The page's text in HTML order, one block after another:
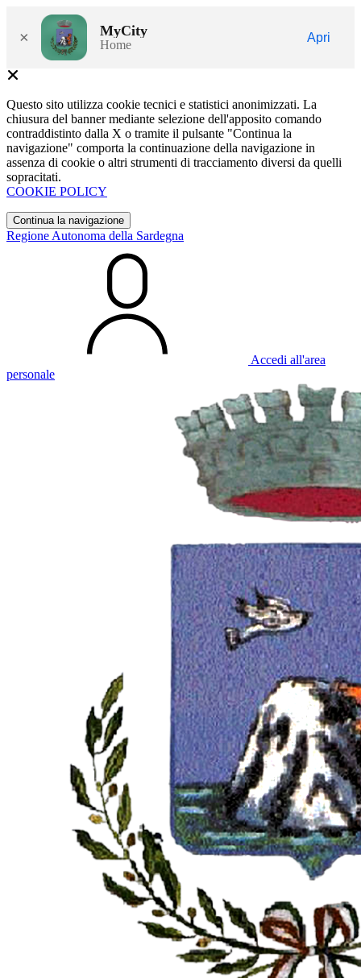
× MyCity
Home
Apri
Questo sito utilizza cookie tecnici e statistici anonimizzati. La
chiusura del banner mediante selezione dell'apposito comando
contraddistinto dalla X o tramite il pulsante "Continua la
navigazione" comporta la continuazione della navigazione in
assenza di cookie o altri strumenti di tracciamento diversi da quelli
sopracitati.
COOKIE POLICY
Continua la navigazione
Regione Autonoma della Sardegna
Accedi all'area
personale